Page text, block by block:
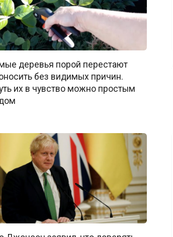
деревья порой перестают
без видимых причин.
их в чувство можно простым